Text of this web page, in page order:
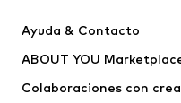
Pantalones
Ropa interior
Ayuda & Contacto
ABOUT YOU
Colaboraciones con